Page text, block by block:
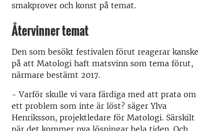
smakprover och konst på temat.
Återvinner temat
Den som besökt festivalen förut reagerar kanske
på att Matologi haft matsvinn som tema förut,
närmare bestämt 2017.
- Varför skulle vi vara färdiga med att prata om
ett problem som inte är löst? säger Ylva
Henriksson, projektledare för Matologi. Särskilt
när det kommer nya lösningar hela tiden. Och